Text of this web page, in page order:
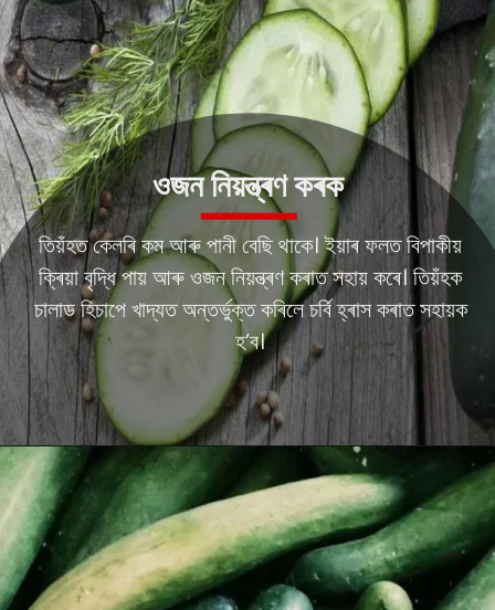
তিয়ঁহত কেলৰি কম আৰু পানী বেছি থাকে। ইয়াৰ ফলত বিপাকীয়
ক্ৰিয়া বৃদ্ধি পায় আৰু ওজন নিয়ন্ত্ৰণ কৰাত সহায় কৰে। তিয়ঁহক
চালাড হিচাপে খাদ্যত অন্তৰ্ভুক্ত কৰিলে চৰ্বি হ্ৰাস কৰাত সহায়ক
হ’ব।
ওজন নিয়ন্ত্ৰণ কৰক